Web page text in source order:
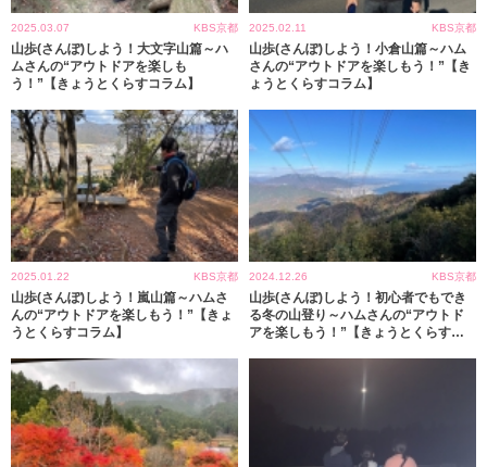
2025.03.07 KBS京都
山歩(さんぽ)しよう！大文字山篇～ハ
ムさんの“アウトドアを楽しも
う！”【きょうとくらすコラム】
2025.02.11 KBS京都
山歩(さんぽ)しよう！小倉山篇～ハム
さんの“アウトドアを楽しもう！”【き
ょうとくらすコラム】
2025.01.22 KBS京都
山歩(さんぽ)しよう！嵐山篇～ハムさ
んの“アウトドアを楽しもう！”【きょ
うとくらすコラム】
2024.12.26 KBS京都
山歩(さんぽ)しよう！初心者でもでき
る冬の山登り～ハムさんの“アウトド
アを楽しもう！”【きょうとくらすコ